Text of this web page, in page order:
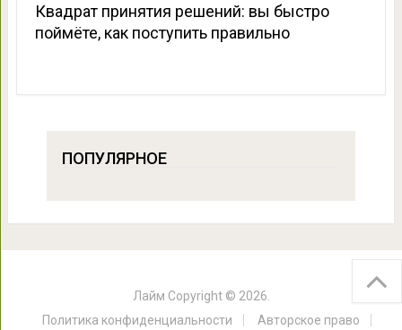
Квадрат принятия решений: вы быстро
поймёте, как поступить правильно
ПОПУЛЯРНОЕ
Лайм Copyright © 2026.
Политика конфиденциальности
Авторское право